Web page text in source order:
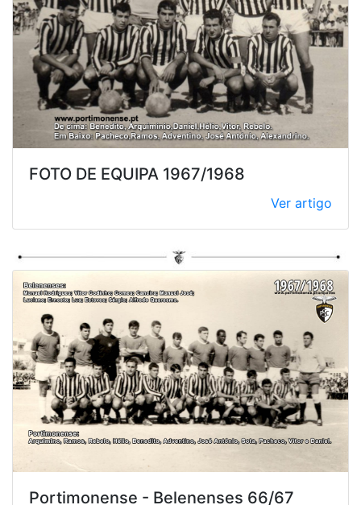
FOTO DE EQUIPA 1967/1968
Ver artigo
Portimonense - Belenenses 66/67